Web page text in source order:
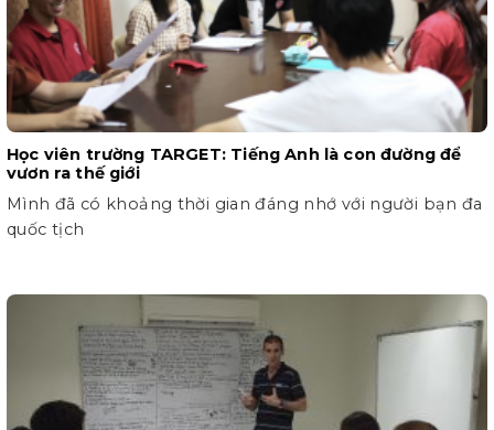
Học viên trường TARGET: Tiếng Anh là con đường để
vươn ra thế giới
Mình đã có khoảng thời gian đáng nhớ với người bạn đa
quốc tịch